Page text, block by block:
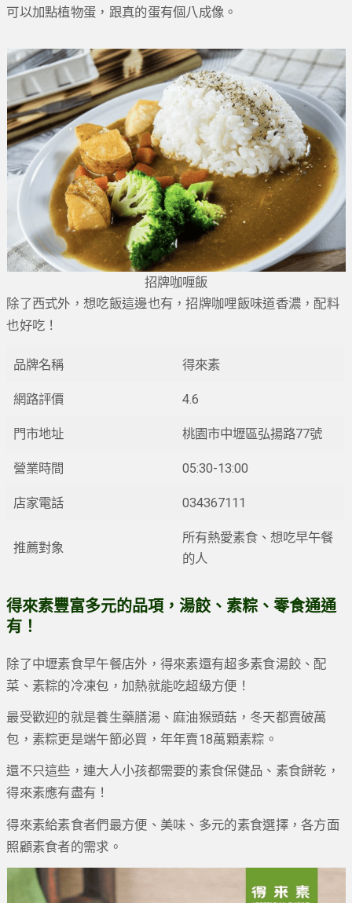
可以加點植物蛋，跟真的蛋有個八成像。
招牌咖喱飯
除了西式外，想吃飯這邊也有，招牌咖哩飯味道香濃，配料
也好吃！
品牌名稱 得來素
網路評價 4.6
門市地址 桃園市中壢區弘揚路77號
營業時間 05:30-13:00
店家電話 034367111
推薦對象
所有熱愛素食、想吃早午餐
的人
得來素豐富多元的品項，湯餃、素粽、零食通通
有！
除了中壢素食早午餐店外，得來素還有超多素食湯餃、配
菜、素粽的冷凍包，加熱就能吃超級方便！
最受歡迎的就是養生藥膳湯、麻油猴頭菇，冬天都賣破萬
包，素粽更是端午節必買，年年賣18萬顆素粽。
還不只這些，連大人小孩都需要的素食保健品、素食餅乾，
得來素應有盡有！
得來素給素食者們最方便、美味、多元的素食選擇，各方面
照顧素食者的需求。